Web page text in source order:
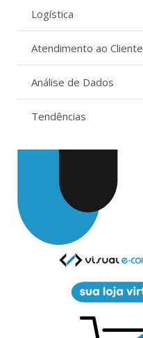
Logística
Atendimento ao Cliente
Análise de Dados
Tendências